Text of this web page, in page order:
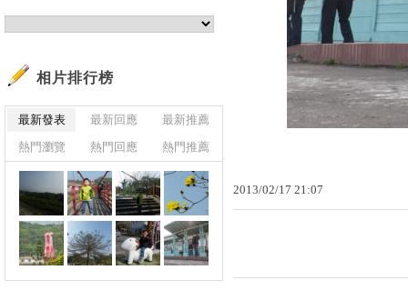
2013/02/17 21:07
相片排行榜
最新發表 最新回應
最新推薦
熱門瀏覽
熱門回應 熱門推薦